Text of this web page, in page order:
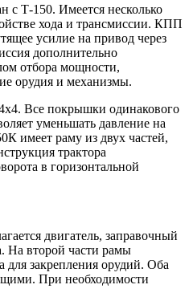
с Т-150. Имеется несколько
хода и трансмиссии. КПП
усилие на привод через
дополнительно
отбора мощности,
орудия и механизмы.
Все покрышки одинакового
уменьшать давление на
имеет раму из двух частей,
трактора
в горизонтальной
двигатель, заправочный
На второй части рамы
для закрепления орудий. Оба
При необходимости